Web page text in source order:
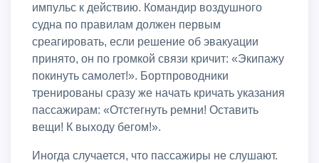
импульс к действию. Командир воздушного
судна по правилам должен первым
среагировать, если решение об эвакуации
принято, он по громкой связи кричит: «Экипажу
покинуть самолет!». Бортпроводники
тренированы сразу же начать кричать указания
пассажирам: «Отстегнуть ремни! Оставить
вещи! К выходу бегом!».
Иногда случается, что пассажиры не слушают.